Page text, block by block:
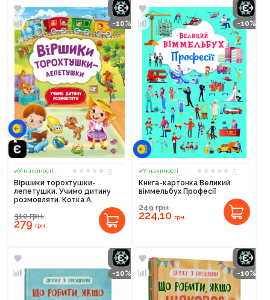
-10%
У наявності
0
Віршики торохтушки-
лепетушки. Учимо дитину
розмовляти. Котка А.
310грн.
279грн.
-10%
У наявності
0
Книга-картонка Великий
віммельбух Професії
249грн.
224,10 грн.
-10% -10%